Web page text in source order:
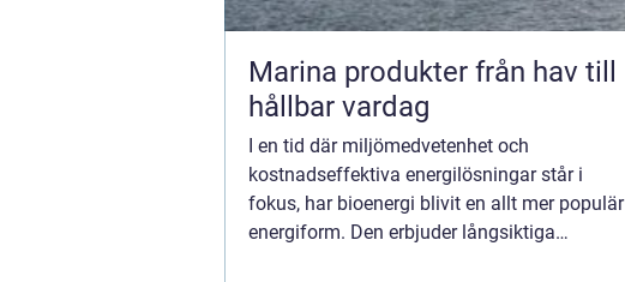
Marina produkter från hav till
hållbar vardag
I en tid där miljömedvetenhet och
kostnadseffektiva energilösningar står i
fokus, har bioenergi blivit en allt mer populär
energiform. Den erbjuder långsiktiga